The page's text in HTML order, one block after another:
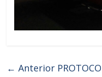
← Anterior